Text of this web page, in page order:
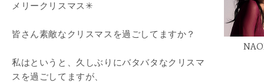
メリークリスマス✳︎
皆さん素敵なクリスマスを過ごしてますか？
私はというと、久しぶりにバタバタなクリスマ
スを過ごしてますが、